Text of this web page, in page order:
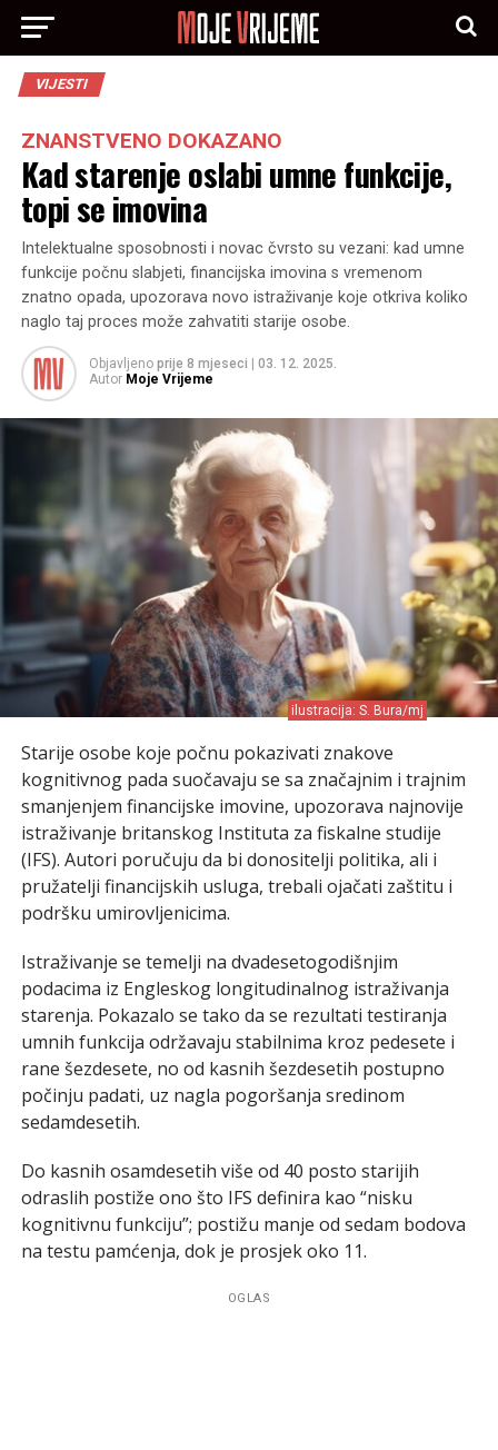
VIJESTI
ZNANSTVENO DOKAZANO
Kad starenje oslabi umne funkcije,
topi se imovina
Intelektualne sposobnosti i novac čvrsto su vezani: kad umne
funkcije počnu slabjeti, financijska imovina s vremenom
znatno opada, upozorava novo istraživanje koje otkriva koliko
naglo taj proces može zahvatiti starije osobe.
Objavljeno prije 8 mjeseci
03. 12. 2025.
Autor Moje Vrijeme
ilustracija: S. Bura/mj
Starije osobe koje počnu pokazivati znakove
kognitivnog pada suočavaju se sa značajnim i trajnim
smanjenjem financijske imovine, upozorava najnovije
istraživanje britanskog Instituta za fiskalne studije
(IFS). Autori poručuju da bi donositelji politika, ali i
pružatelji financijskih usluga, trebali ojačati zaštitu i
podršku umirovljenicima.
Istraživanje se temelji na dvadesetogodišnjim
podacima iz Engleskog longitudinalnog istraživanja
starenja. Pokazalo se tako da se rezultati testiranja
umnih funkcija održavaju stabilnima kroz pedesete i
rane šezdesete, no od kasnih šezdesetih postupno
počinju padati, uz nagla pogoršanja sredinom
sedamdesetih.
Do kasnih osamdesetih više od 40 posto starijih
odraslih postiže ono što IFS definira kao “nisku
kognitivnu funkciju”; postižu manje od sedam bodova
na testu pamćenja, dok je prosjek oko 11.
OGLAS